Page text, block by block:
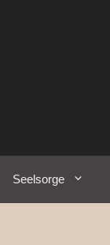
Seelsorge